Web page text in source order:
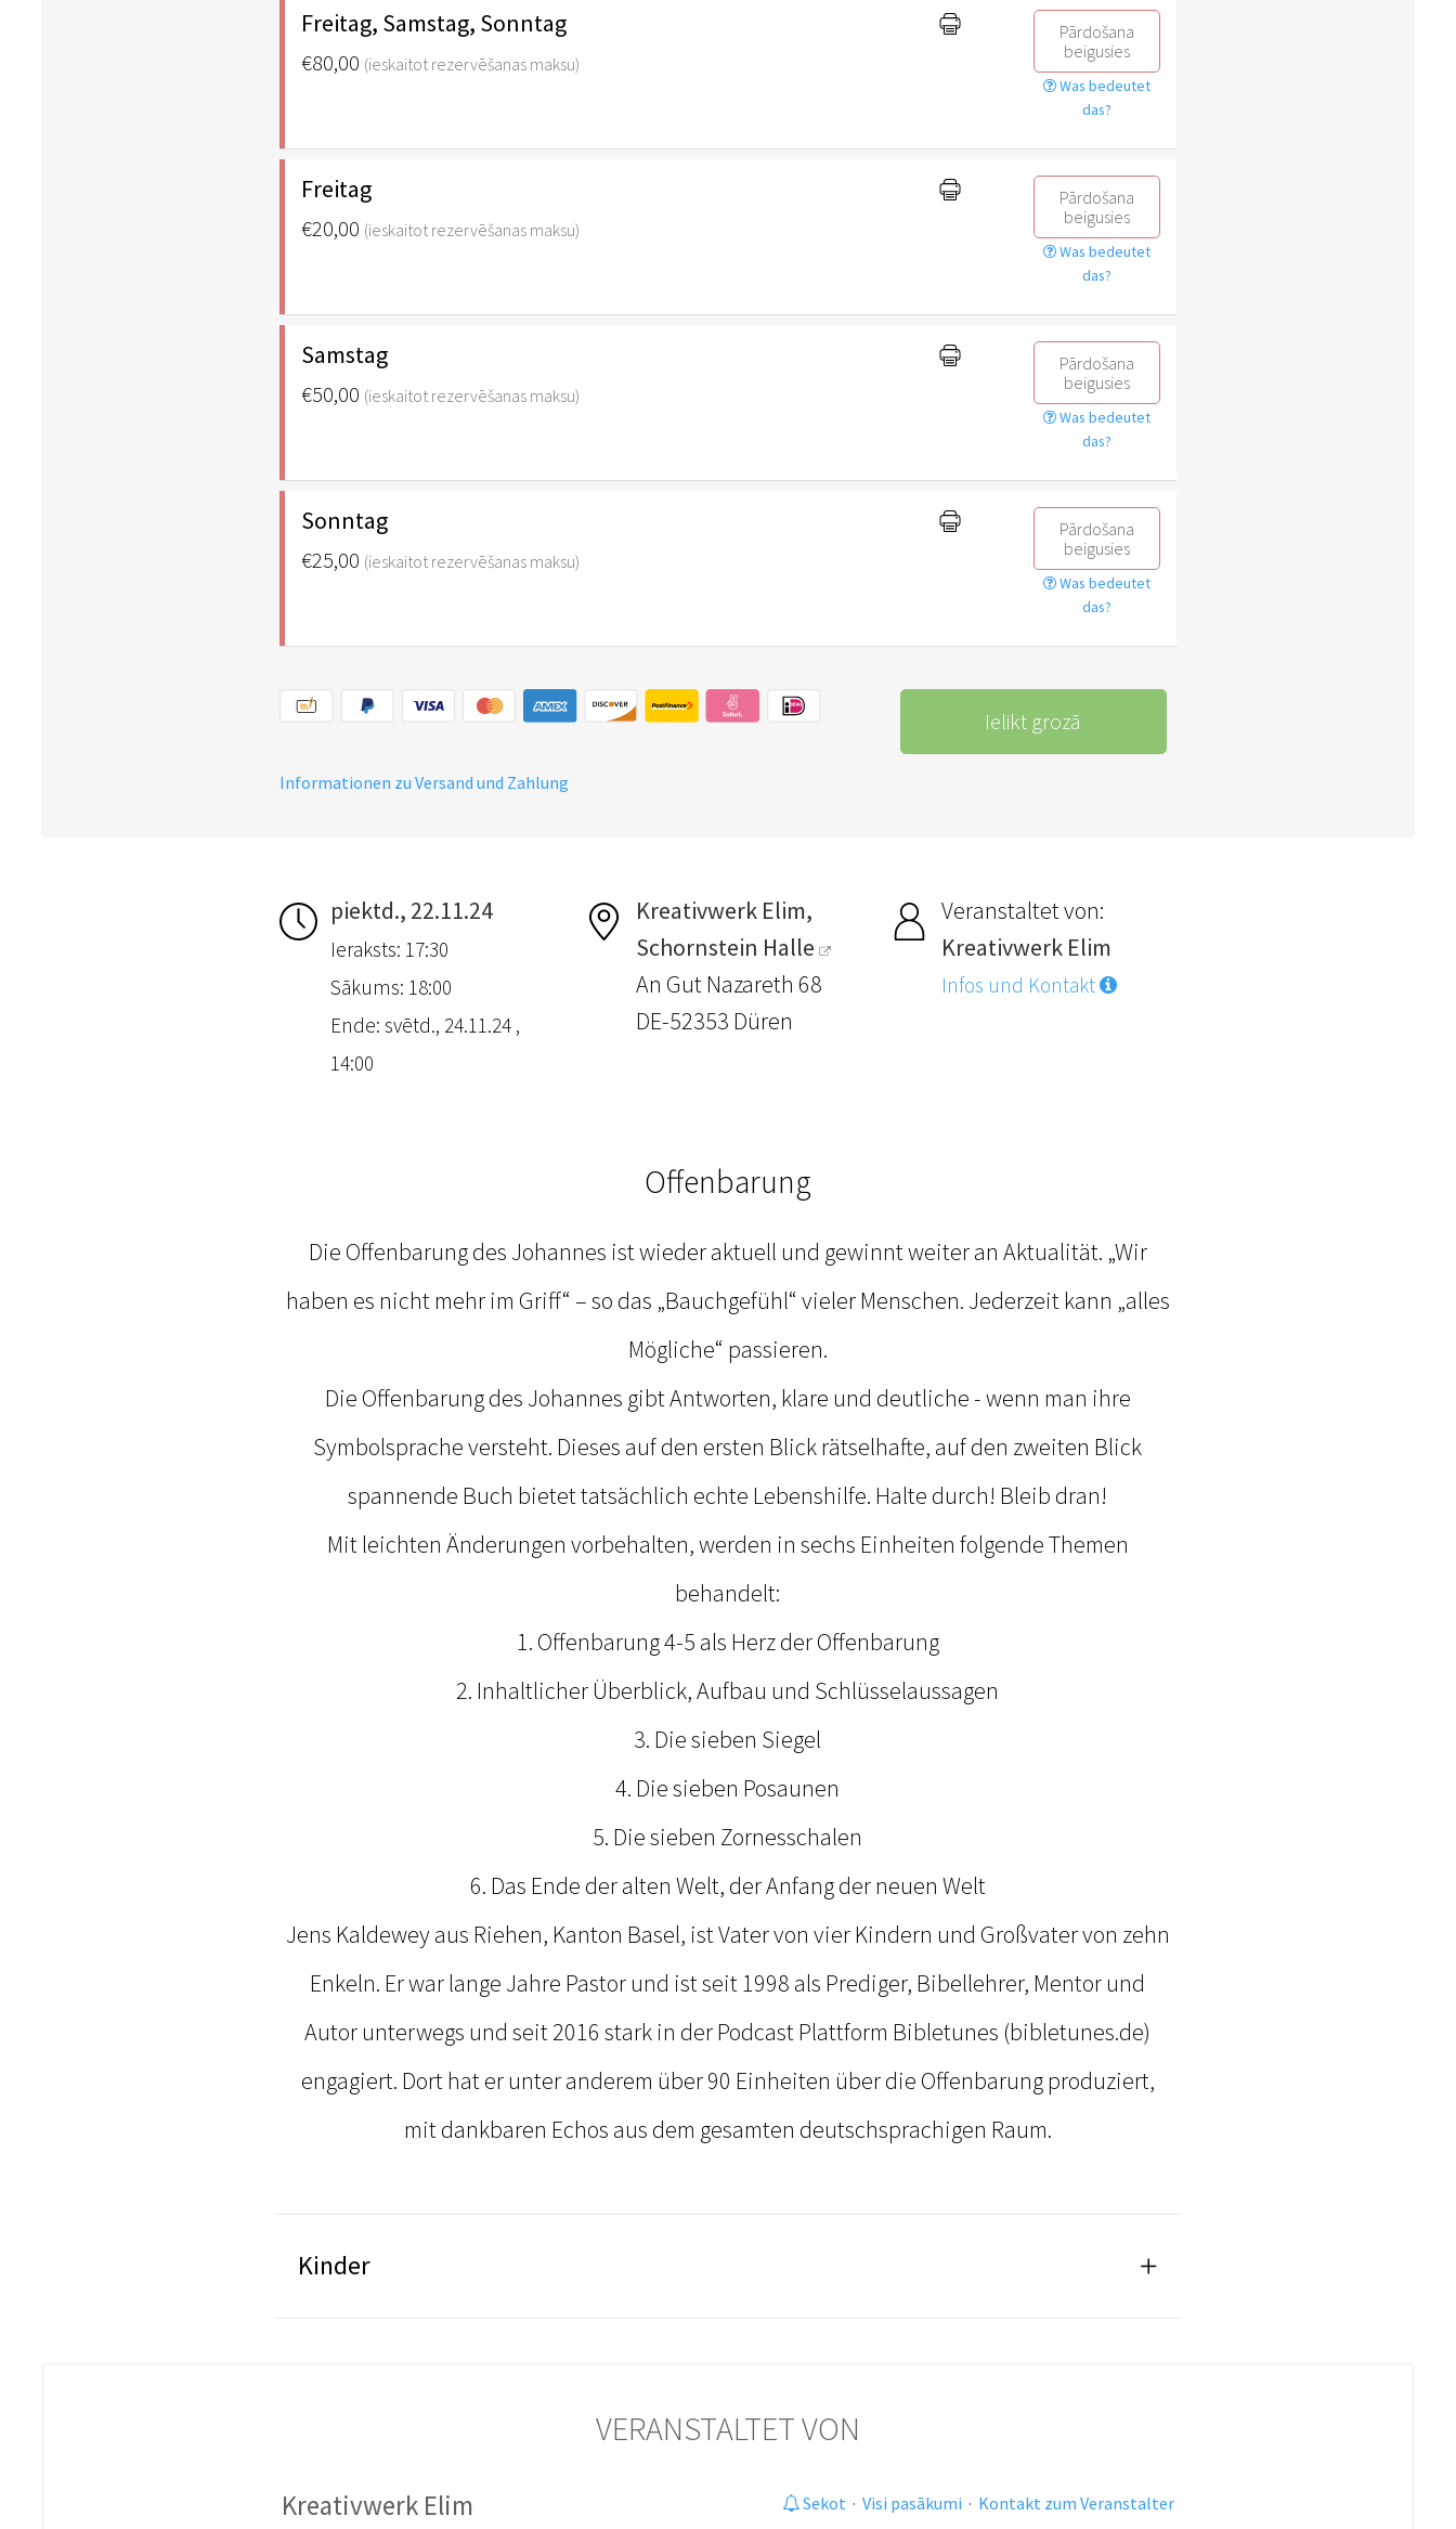
Freitag, Samstag, Sonntag
€80,00 (ieskaitot rezervēšanas maksu)
Pārdošana
beigusies
Was bedeutet
das?
Freitag
€20,00 (ieskaitot rezervēšanas maksu)
Pārdošana
beigusies
Was bedeutet
das?
Samstag
€50,00 (ieskaitot rezervēšanas maksu)
Pārdošana
beigusies
Was bedeutet
das?
Sonntag
€25,00 (ieskaitot rezervēšanas maksu)
Pārdošana
beigusies
Was bedeutet
das?
Ielikt grozā
Informationen zu Versand und Zahlung
piektd., 22.11.24
Ieraksts: 17:30
Sākums: 18:00
Ende: svētd., 24.11.24 ,
14:00
Kreativwerk Elim,
Schornstein Halle
An Gut Nazareth 68
DE-52353 Düren
Veranstaltet von:
Kreativwerk Elim
Infos und Kontakt
Offenbarung
Die Offenbarung des Johannes ist wieder aktuell und gewinnt weiter an Aktualität. „Wir
haben es nicht mehr im Griff“ – so das „Bauchgefühl“ vieler Menschen. Jederzeit kann „alles
Mögliche“ passieren.
Die Offenbarung des Johannes gibt Antworten, klare und deutliche - wenn man ihre
Symbolsprache versteht. Dieses auf den ersten Blick rätselhafte, auf den zweiten Blick
spannende Buch bietet tatsächlich echte Lebenshilfe. Halte durch! Bleib dran!
Mit leichten Änderungen vorbehalten, werden in sechs Einheiten folgende Themen
behandelt:
1. Offenbarung 4-5 als Herz der Offenbarung
2. Inhaltlicher Überblick, Aufbau und Schlüsselaussagen
3. Die sieben Siegel
4. Die sieben Posaunen
5. Die sieben Zornesschalen
6. Das Ende der alten Welt, der Anfang der neuen Welt
Jens Kaldewey aus Riehen, Kanton Basel, ist Vater von vier Kindern und Großvater von zehn
Enkeln. Er war lange Jahre Pastor und ist seit 1998 als Prediger, Bibellehrer, Mentor und
Autor unterwegs und seit 2016 stark in der Podcast Plattform Bibletunes (bibletunes.de)
engagiert. Dort hat er unter anderem über 90 Einheiten über die Offenbarung produziert,
mit dankbaren Echos aus dem gesamten deutschsprachigen Raum.
Kinder
VERANSTALTET VON
Kreativwerk Elim Sekot · Visi pasākumi · Kontakt zum Veranstalter